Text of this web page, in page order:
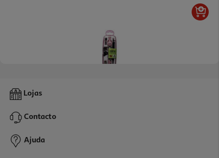
Compasso Auchan Com 5 Peças Cores Sortidas
5,39 €
Lojas
Contacto
Ajuda